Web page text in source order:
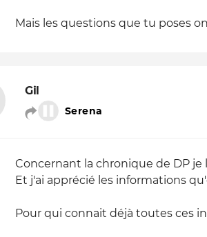
Mais les questions que tu poses
Gil
Serena
Concernant la chronique de DP
Et j'ai apprécié les informations
Pour qui connait déjà toutes ces